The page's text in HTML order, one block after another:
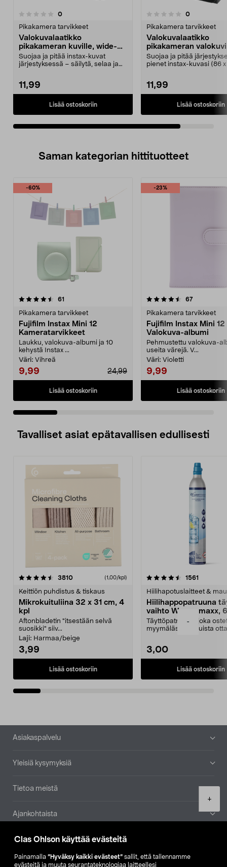
Clas Ohlson käyttää evästeitä
Painamalla ”Hyväksy kaikki evästeet” sallit, että tallennamme
evästeitä ja muuta seurantateknologiaa laitteellesi
-
+
0arvostelut
Pikakamera tarvikkeet
Valokuvalaatikko
pikakameran kuville, wide-
koko
Suojaa ja pitää instax-kuvat
järjestyksessä – säilytä, selaa ja
11,99
Lisää ostoskoriin
0.0 viidestä
0arvostelut
Pikakamera tarvikkeet
Valokuvalaatikko
pikakameran
minikoko
Suojaa ja pitää
pienet instax-kuvasi (86
11,99
Lisää ostoskoriin
Saman kategorian hittituotteet
-60%
61
Pikakamera tarvikkeet
Fujifilm Instax Mini 12
Kameratarvikkeet
Laukku, valokuva-albumi ja 10
kehystä Instax ...
Väri: Vihreä
9,99 24,99
Lisää ostoskoriin
-23%
4.5 viidestä
67arvostelut
Pikakamera tarvikkeet
Fujifilm Instax Mini 12
Valokuva-albumi
Pehmustettu valokuva-
useita värejä. V...
Väri: Violetti
9,99
Lisää ostoskoriin
4.5 viidestä
Tavalliset asiat epätavallisen edullisesti
3810arvostelut (1,00/kpl)
Keittiön puhdistus & tiskaus
Mikrokuituliina 32 x 31 cm, 4
kpl
Aftonbladetin "itsestään selvä
suosikki" siiv...
Laji: Harmaa/beige
3,99
Lisää ostoskoriin
4.5viidestä
1561
Hiilihapotuslaitteet &
Hiilihappopatruuna
vaihto Wassermaxx,
Täyttöpatruuna, joka
myymälästä – muista
3,00
Lisää ostoskoriin
4.5viidestä
Alatunniste
Asiakaspalvelu
Yleisiä kysymyksiä
Tietoa meistä
Ajankohtaista
Muut yrityksemme
Etsi myymälä